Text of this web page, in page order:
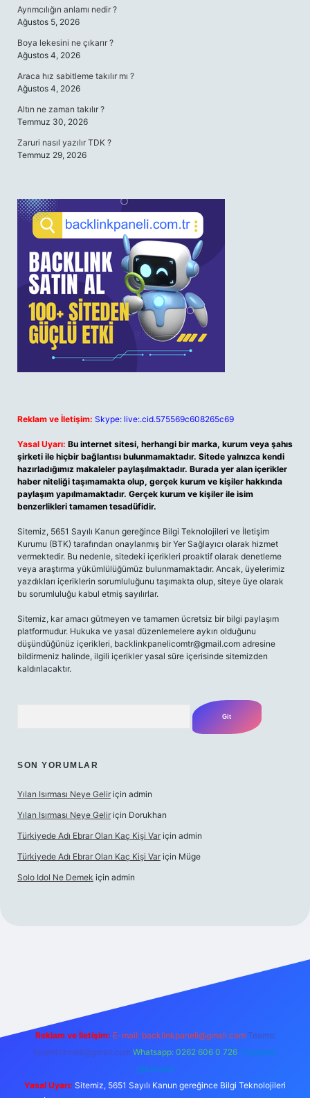
Ayrımcılığın anlamı nedir ?
Ağustos 5, 2026
Boya lekesini ne çıkarır ?
Ağustos 4, 2026
Araca hız sabitleme takılır mı ?
Ağustos 4, 2026
Altın ne zaman takılır ?
Temmuz 30, 2026
Zaruri nasıl yazılır TDK ?
Temmuz 29, 2026
Reklam ve İletişim: Skype: live:.cid.575569c608265c69
Yasal Uyarı: Bu internet sitesi, herhangi bir marka, kurum veya şahıs
şirketi ile hiçbir bağlantısı bulunmamaktadır. Sitede yalnızca kendi
hazırladığımız makaleler paylaşılmaktadır. Burada yer alan içerikler
haber niteliği taşımamakta olup, gerçek kurum ve kişiler hakkında
paylaşım yapılmamaktadır. Gerçek kurum ve kişiler ile isim
benzerlikleri tamamen tesadüfidir.
Sitemiz, 5651 Sayılı Kanun gereğince Bilgi Teknolojileri ve İletişim
Kurumu (BTK) tarafından onaylanmış bir Yer Sağlayıcı olarak hizmet
vermektedir. Bu nedenle, sitedeki içerikleri proaktif olarak denetleme
veya araştırma yükümlülüğümüz bulunmamaktadır. Ancak, üyelerimiz
yazdıkları içeriklerin sorumluluğunu taşımakta olup, siteye üye olarak
bu sorumluluğu kabul etmiş sayılırlar.
Sitemiz, kar amacı gütmeyen ve tamamen ücretsiz bir bilgi paylaşım
platformudur. Hukuka ve yasal düzenlemelere aykırı olduğunu
düşündüğünüz içerikleri, backlinkpanelicomtr@gmail.com adresine
bildirmeniz halinde, ilgili içerikler yasal süre içerisinde sitemizden
kaldırılacaktır.
SON YORUMLAR
Yılan Isırması Neye Gelir için admin
Yılan Isırması Neye Gelir için Dorukhan
Türkiyede Adı Ebrar Olan Kaç Kişi Var için admin
Türkiyede Adı Ebrar Olan Kaç Kişi Var için Müge
Solo Idol Ne Demek için admin
Reklam ve İletişim: E-mail: backlinkpaneli@gmail.com Teams:
forumhizmeti@gmail.com Whatsapp: 0262 606 0 726 Telegram:
@karabul
Yasal Uyarı: Sitemiz, 5651 Sayılı Kanun gereğince Bilgi Teknolojileri